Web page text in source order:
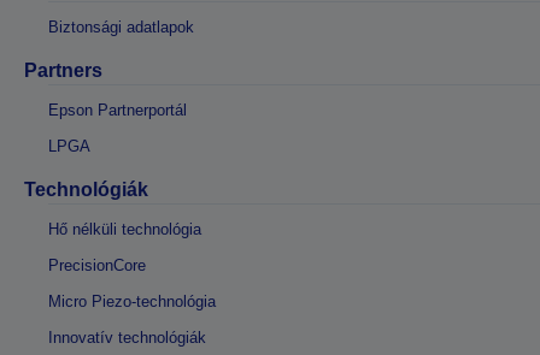
Biztonsági adatlapok
Partners
Epson Partnerportál
LPGA
Technológiák
Hő nélküli technológia
PrecisionCore
Micro Piezo-technológia
Innovatív technológiák